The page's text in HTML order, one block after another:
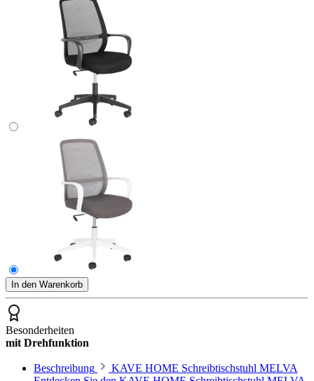
In den Warenkorb
Besonderheiten
mit Drehfunktion
Beschreibung
KAVE HOME Schreibtischstuhl MELVA